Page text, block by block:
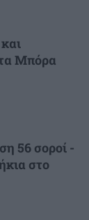
Μπόρα
56 σοροί -
στο